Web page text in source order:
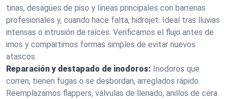
tinas, desagües de piso y líneas principales con barrenas
profesionales y, cuando hace falta, hidrojet. Ideal tras lluvias
intensas o intrusión de raíces. Verificamos el flujo antes de
irnos y compartimos formas simples de evitar nuevos
atascos.
Reparación y destapado de inodoros: Inodoros que
corren, tienen fugas o se desbordan, arreglados rápido.
Reemplazamos flappers, válvulas de llenado, anillos de cera